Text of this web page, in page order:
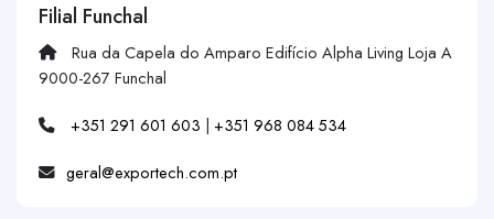
Filial Funchal
Rua da Capela do Amparo Edifício Alpha Living Loja A
9000-267 Funchal
+351 291 601 603 | +351 968 084 534
geral@exportech.com.pt